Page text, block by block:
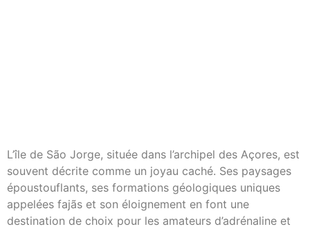
L’île de São Jorge, située dans l’archipel des Açores, est
souvent décrite comme un joyau caché. Ses paysages
époustouflants, ses formations géologiques uniques
appelées fajãs et son éloignement en font une
destination de choix pour les amateurs d’adrénaline et